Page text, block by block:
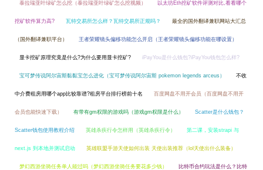
泰拉瑞亚叶绿矿怎么挖（泰拉瑞亚叶绿矿怎么挖视频） 以太坊Eth挖矿软件评测对比,看看哪个
挖矿软件算力高? 瓦特交易所怎么样？瓦特交易所正规吗？ 最全的国外翻译兼职网站大汇总
（国外翻译兼职平台） 王者荣耀镜头偏移功能怎么开启（王者荣耀镜头偏移功能在哪设置）
显卡挖矿原理究竟是什么?为什么要用显卡挖矿? iPayYou是什么钱包?iPayYou钱包怎么样?
宝可梦传说阿尔宙斯黏黏宝怎么进化（宝可梦传说阿尔宙斯 pokemon legends arceus） 不收
中介费租房用哪个app比较靠谱?租房平台排行榜前十名 百度网盘不用开会员（百度网盘不用开
会员也能快速下载） 有带有gm权限的游戏吗（游戏gm权限是什么） Scatter是什么钱包？
Scatter钱包使用教程介绍 英雄杀疾行令怎样用（英雄杀疾行令） 第二课，安装strapi 与
next.js 到本地并测试启动 英雄联盟手游天使如何出装 天使出装推荐（lol天使出什么装备）
梦幻西游坐骑任务单人能过吗（梦幻西游坐骑任务要花多少钱） 比特币合约玩法是什么？比特